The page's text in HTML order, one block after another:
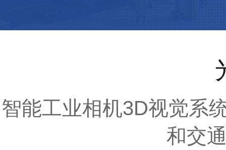
智能工业相机3D视觉系
和交